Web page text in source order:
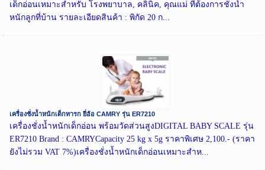
เด็กอ่อนเหมาะสำหรับ โรงพยาบาล, คลินิค, คุณแม่ ที่ต้องการชั่งน้ำ
หนักลูกที่บ้าน รายละเอียดสินค้า : พิกัด 20 ก...
เครื่องชั่งน้ำหนักเด็กทารก ยี่ฮ้อ CAMRY รุ่น ER7210
เครื่องชั่งน้ำหนักเด็กอ่อน พร้อมวัดส่วนสูงDIGITAL BABY SCALE รุ่น
ER7210 Brand : CAMRYCapacity 25 kg x 5g ราคาพิเศษ 2,100.- (ราคา
ยังไม่รวม VAT 7%)เครื่องชั่งน้ำหนักเด็กอ่อนเหมาะสำห...